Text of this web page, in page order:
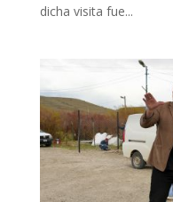
dicha visita fue...